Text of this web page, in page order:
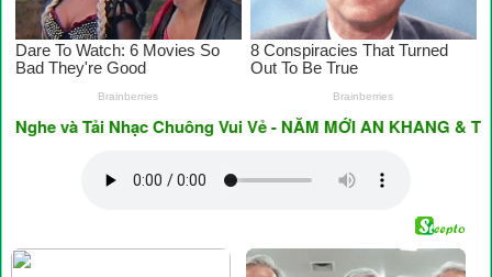
và Tải Nhạc Chuông Vui Vẻ - NĂM MỚI AN KHANG & THỊNH